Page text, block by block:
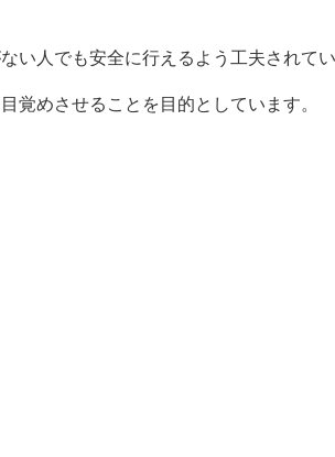
い人でも安全に行えるよう工夫されてい
覚めさせることを目的としています。